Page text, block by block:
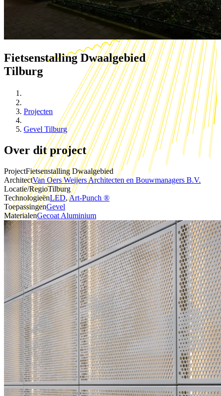
Fietsenstalling Dwaalgebied
Tilburg
Projecten
Gevel Tilburg
Over dit project
ProjectFietsenstalling Dwaalgebied
ArchitectVan Oers Weijers Architecten en Bouwmanagers B.V.
Locatie/RegioTilburg
TechnologieënLED,Art-Punch ®
ToepassingenGevel
MaterialenGecoat Aluminium